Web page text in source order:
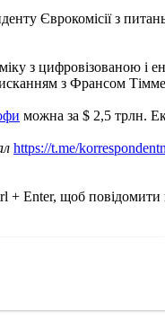
Єврокомісії з
з цифровізованою
з Франсом
можна за $ 2,5 трлн.
https://t.me/
+ Enter, щоб